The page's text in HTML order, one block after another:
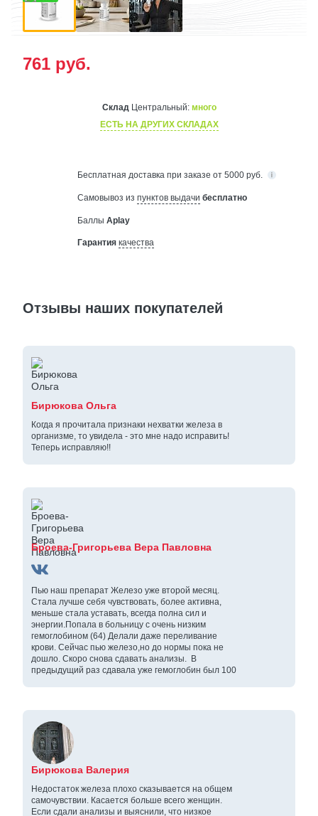
761 руб.
СкладЦентральный: много
ЕСТЬ НА ДРУГИХ СКЛАДАХ
Бесплатная доставка при заказе от 5000 руб.
Самовывоз из пунктов выдачи бесплатно
Баллы Aplay
Гарантия качества
Отзывы наших покупателей
Бирюкова Ольга
Когда я прочитала признаки нехватки железа в
организме, то увидела - это мне надо исправить!
Теперь исправляю!!
Броева-Григорьева Вера Павловна
Пью наш препарат Железо уже второй месяц.
Стала лучше себя чувствовать, более активна,
меньше стала уставать, всегда полна сил и
энергии.Попала в больницу с очень низким
гемоглобином (64) Делали даже переливание
крови. Сейчас пью железо,но до нормы пока не
дошло. Скоро снова сдавать анализы. В
предыдущий раз сдавала уже гемоглобин был 100
Бирюкова Валерия
Недостаток железа плохо сказывается на общем
самочувствии. Касается больше всего женщин.
Если сдали анализы и выяснили, что низкое